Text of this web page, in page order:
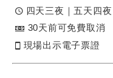
四天三夜｜五天四夜
30天前可免費取消
現場出示電子票證